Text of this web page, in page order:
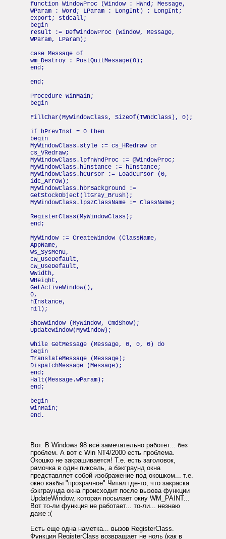
function WindowProc (Window : HWnd; Message,
WParam : Word; LParam : LongInt) : LongInt;
export; stdcall;
begin
result := DefWindowProc (Window, Message,
WParam, LParam);
case Message of
wm_Destroy : PostQuitMessage(0);
end;
end;
Procedure WinMain;
begin
FillChar(MyWindowClass, SizeOf(TWndClass), 0);
if hPrevInst = 0 then
begin
MyWindowClass.style := cs_HRedraw or
cs_VRedraw;
MyWindowClass.lpfnWndProc := @WindowProc;
MyWindowClass.hInstance := hInstance;
MyWindowClass.hCursor := LoadCursor (0,
idc_Arrow);
MyWindowClass.hbrBackground :=
GetStockObject(ltGray_Brush);
MyWindowClass.lpszClassName := ClassName;
RegisterClass(MyWindowClass);
end;
MyWindow := CreateWindow (ClassName,
AppName,
ws_SysMenu,
cw_UseDefault,
cw_UseDefault,
WWidth,
WHeight,
GetActiveWindow(),
0,
hInstance,
nil);
ShowWindow (MyWindow, CmdShow);
UpdateWindow(MyWindow);
while GetMessage (Message, 0, 0, 0) do
begin
TranslateMessage (Message);
DispatchMessage (Message);
end;
Halt(Message.wParam);
end;
begin
WinMain;
end.
Вот. В Windows 98 всё замечательно работет... без
проблем. А вот с Win NT4/2000 есть проблема.
Окошко не закрашивается! Т.е. есть заголовок,
рамочка в один пиксель, а бэкграунд окна
представляет собой изображение под окошком... т.е.
окно какбы "прозрачное" Читал где-то, что закраска
бэкграунда окна происходит после вызова функции
UpdateWindow, которая посылает окну WM_PAINT...
Вот то-ли функция не работает... то-ли... незнаю
даже :(
Есть еще одна наметка... вызов RegisterClass.
Функция RegisterClass возвращает не ноль (как в